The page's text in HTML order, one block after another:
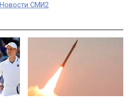
Новости СМИ2